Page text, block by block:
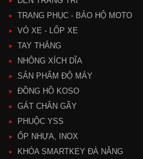
TRANG PHỤC - BẢO HỘ MOTO
VỎ XE - LỐP XE
TAY THẮNG
NHÔNG XÍCH DĨA
SẢN PHẨM ĐỘ MÁY
ĐỒNG HỒ KOSO
GÁT CHÂN GÃY
PHUỘC YSS
ỐP NHỰA, INOX
KHÓA SMARTKEY ĐÀ NẴNG